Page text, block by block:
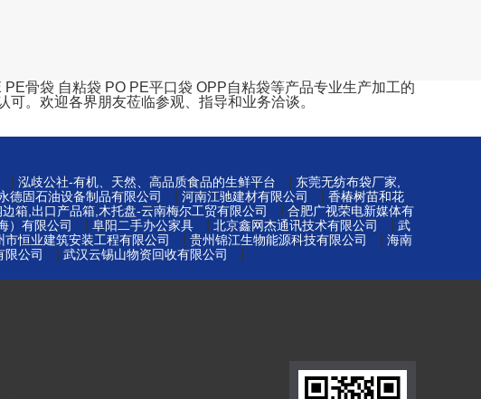
骨袋 自粘袋 PO PE平口袋 OPP自粘袋等产品专业生产加工的
。欢迎各界朋友莅临参观、指导和业务洽谈。
泓歧公社-有机、天然、高品质食品的生鲜平台
东莞无纺布袋厂家,
德固石油设备制品有限公司 河南江驰建材有限公司
香椿树苗和花
箱,出口产品箱,木托盘-云南梅尔工贸有限公司
合肥广视荣电新媒体有
）有限公司 阜阳二手办公家具 北京鑫网杰通讯技术有限公司
武
市恒业建筑安装工程有限公司 贵州锦江生物能源科技有限公司
海南
限公司 武汉云锡山物资回收有限公司